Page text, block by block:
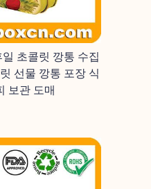
초콜릿 깡통 수집
선물 깡통 포장 식
보관 도매